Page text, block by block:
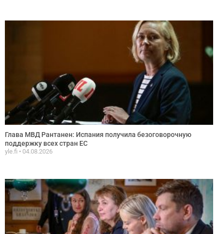
Глава МВД Рантанен: Испания получила безоговорочную
поддержку всех стран ЕС
yle.fi 04.08.2026